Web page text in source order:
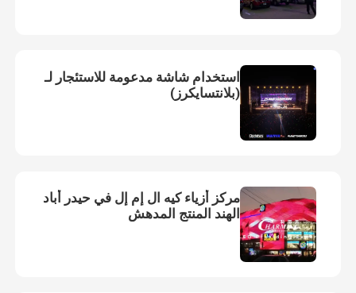
أنبوب LED خارجي
استخدام شاشة مدعومة للاستئجار لـ
(بلانتسايكرز)
مركز أزياء كيه ال إم إل في حيدر أباد
الهند المنتج المدهش